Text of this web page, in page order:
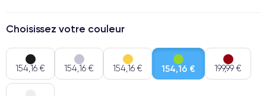
Choisissez votre couleur
154,16 € 154,16 € 154,16 € 154,16 € 199,99 €